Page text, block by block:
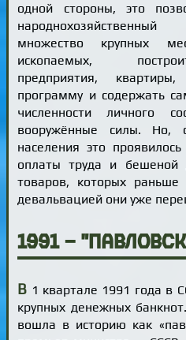
одной стороны, это
множество крупных
ископаемых,
предприятия,
программу и содержать
численности личного
вооружённые силы. Но,
населения это
оплаты труда и бешеной
товаров, которых
девальвацией они уже
1991 —
В 1 квартале 1991 года в
крупных денежных
вошла в историю как